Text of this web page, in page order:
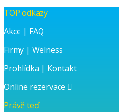
TOP odkazy
Akce | FAQ
Firmy | Welness
Prohlídka | Kontakt
Online rezervace
Právě teď